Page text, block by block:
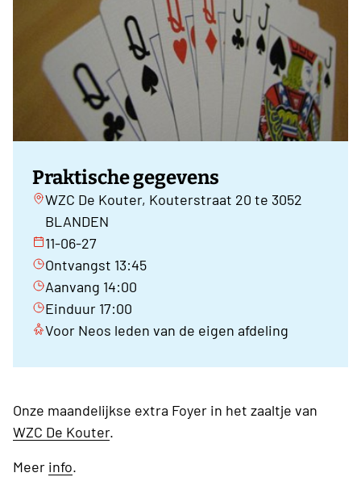
Praktische gegevens
WZC De Kouter, Kouterstraat 20 te 3052
BLANDEN
11-06-27
Ontvangst 13:45
Aanvang 14:00
Einduur 17:00
Voor Neos leden van de eigen afdeling
Onze maandelijkse extra Foyer in het zaaltje van
WZC De Kouter.
Meer info.